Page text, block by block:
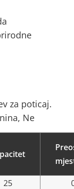
za poticaj.
Ne
25